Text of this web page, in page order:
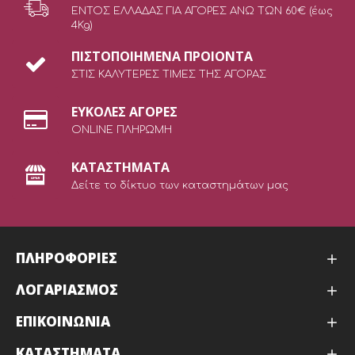
ΕΝΤΟΣ ΕΛΛΑΔΑΣ ΓΙΑ ΑΓΟΡΕΣ ΑΝΩ ΤΩΝ 60€ (έως
4Kg)
ΠΙΣΤΟΠΟΙΗΜΕΝΑ ΠΡΟΙΟΝΤΑ
ΣΤΙΣ ΚΑΛΥΤΕΡΕΣ ΤΙΜΕΣ ΤΗΣ ΑΓΟΡΑΣ
ΕΥΚΟΛΕΣ ΑΓΟΡΕΣ
ONLINE ΠΛΗΡΩΜΗ
ΚΑΤΑΣΤΗΜΑΤΑ
Δείτε το δίκτυο των καταστημάτων μας
ΠΛΗΡΟΦΟΡΙΕΣ
ΛΟΓΑΡΙΑΣΜΟΣ
ΕΠΙΚΟΙΝΩΝΙΑ